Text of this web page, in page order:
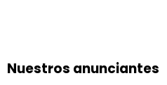
Nuestros anunciantes